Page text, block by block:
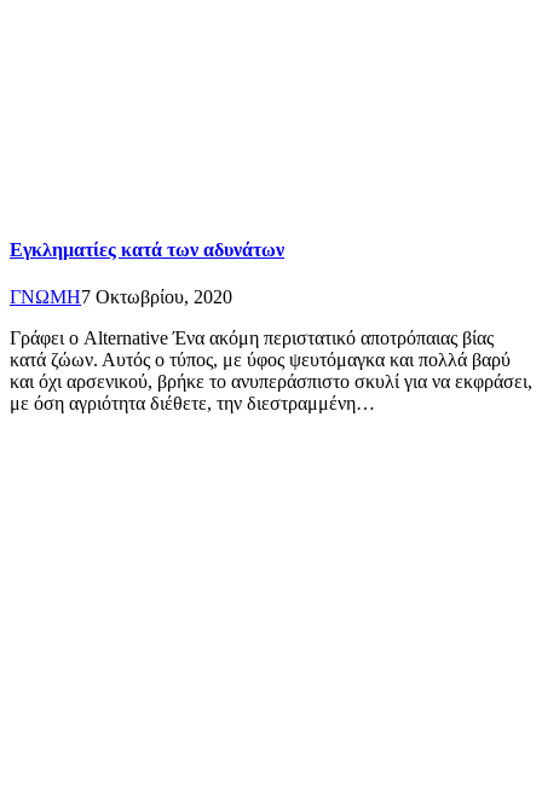
Εγκληματίες κατά των αδυνάτων
ΓΝΩΜΗ7 Οκτωβρίου, 2020
Γράφει ο Alternative Ένα ακόμη περιστατικό αποτρόπαιας βίας
κατά ζώων. Αυτός ο τύπος, με ύφος ψευτόμαγκα και πολλά βαρύ
και όχι αρσενικού, βρήκε το ανυπεράσπιστο σκυλί για να εκφράσει,
με όση αγριότητα διέθετε, την διεστραμμένη…